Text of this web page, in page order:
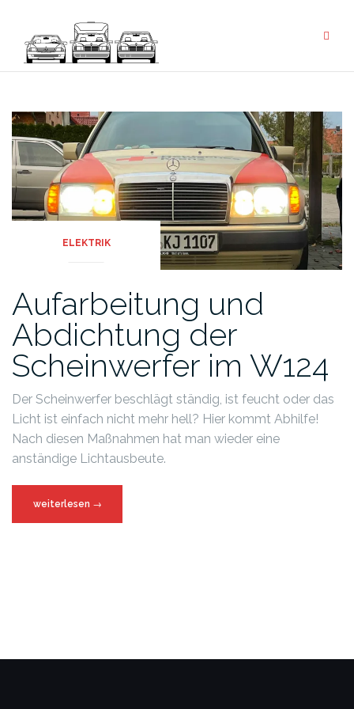
ELEKTRIK
Aufarbeitung und
Abdichtung der
Scheinwerfer im W124
Der Scheinwerfer beschlägt ständig, ist feucht oder das
Licht ist einfach nicht mehr hell? Hier kommt Abhilfe!
Nach diesen Maßnahmen hat man wieder eine
anständige Lichtausbeute.
weiterlesen →